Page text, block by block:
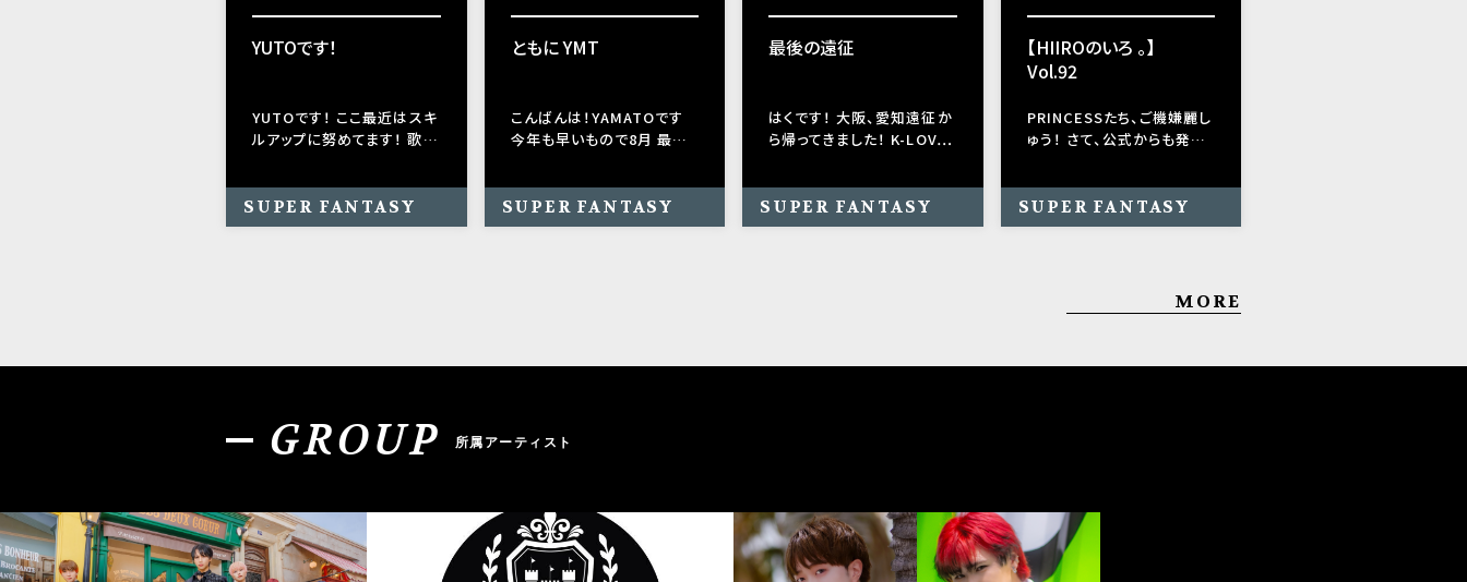
YUTOです！
YUTOです！ ここ最近はスキ
ルアップに努めてます！ 歌…
SUPER FANTASY
ともに YMT
こんばんは！YAMATOです
今年も早いもので8月 最…
SUPER FANTASY
最後の遠征
はくです！ 大阪、愛知遠征か
ら帰ってきました！ K-LOV…
SUPER FANTASY
【HIIROのいろ 。】
Vol.92
PRINCESSたち、ご機嫌麗し
ゅう！ さて、公式からも発…
SUPER FANTASY
MORE
GROUP 所属アーティスト